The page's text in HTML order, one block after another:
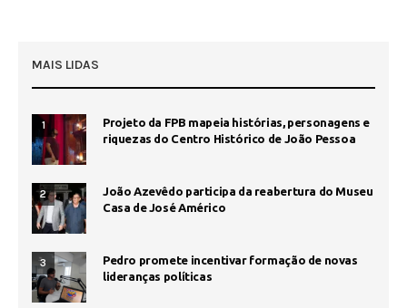
MAIS LIDAS
1
Projeto da FPB mapeia histórias, personagens e
riquezas do Centro Histórico de João Pessoa
2
João Azevêdo participa da reabertura do Museu
Casa de José Américo
3
Pedro promete incentivar formação de novas
lideranças políticas